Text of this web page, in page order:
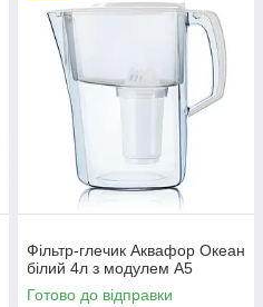
Фільтр-глечик Аквафор Океан
білий 4л з модулем А5
Готово до відправки